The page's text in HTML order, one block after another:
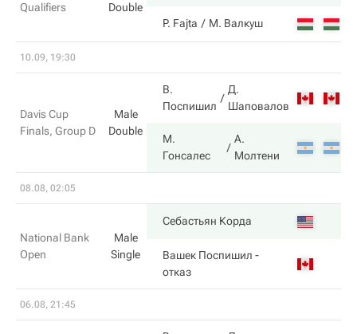
Qualifiers
Double
P. Fajta М. Валкуш
10.09, 19:30
Davis Cup
Finals, Group D
Male
Double
В.
Поспишил
Д.
Шаповалов
М.
Гонсалес
А.
Молтени
08.08, 02:05
National Bank
Open
Male
Single
Себастьян Корда
Вашек Поспишил -
отказ
06.08, 21:45